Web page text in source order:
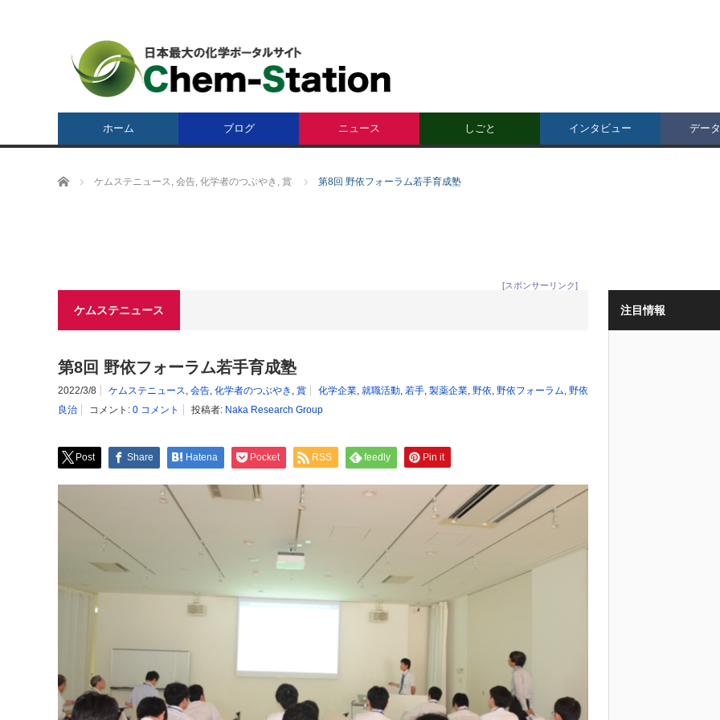
ホーム ブログ ニュース しごと インタビュー デー
ホーム ケムステニュース, 会告, 化学者のつぶやき , 賞 第8回 野依フォーラム若手育成塾
[スポンサーリンク]
ケムステニュース
第8回 野依フォーラム若手育成塾
2022/3/8 ケムステニュース, 会告, 化学者のつぶやき , 賞 化学企業, 就職活動, 若手, 製薬企業, 野依, 野依フォーラム, 野依
良治
コメント: 0 コメント 投稿者: Naka Research Group
Post Share Hatena Pocket RSS feedly Pin it
注目情報